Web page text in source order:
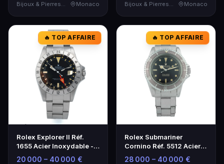
Bijoux & Pierres Précieuses
Monaco
Bijoux & Pierres Précieuses
Monaco
🔥 TOP AFFAIRE
Rolex Explorer II Réf.
1655 Acier Inoxydable -
Montre d'Exception
20 000 – 40 000 €
🔥 TOP AFFAIRE
Rolex Submariner
Cornino Réf. 5512 Acier
Inoxydable Année 1961
28 000 – 40 000 €